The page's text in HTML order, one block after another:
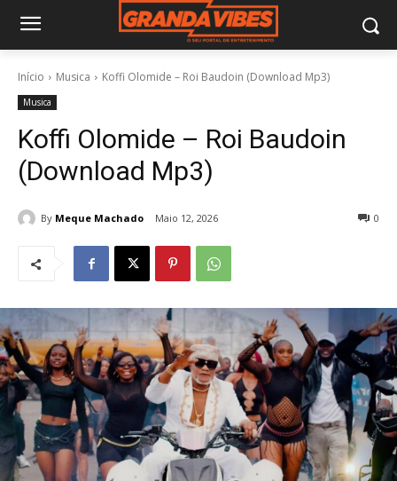
Início Musica Koffi Olomide – Roi Baudoin (Download Mp3)
Musica
Koffi Olomide – Roi Baudoin
(Download Mp3)
By Meque Machado Maio 12, 2026 0